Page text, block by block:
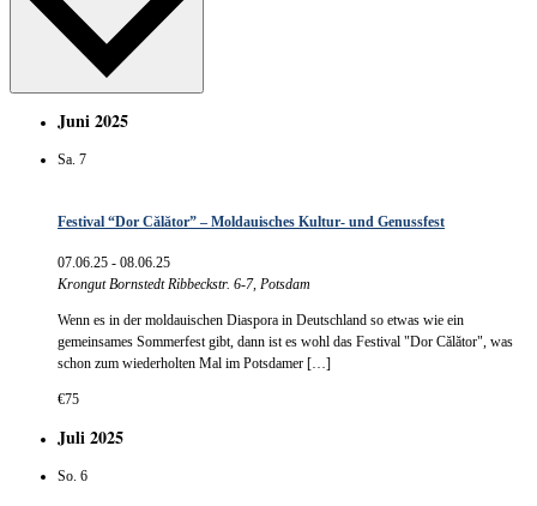
Juni 2025
Sa. 7
Festival “Dor Călător” – Moldauisches Kultur- und Genussfest
07.06.25 - 08.06.25
Krongut Bornstedt Ribbeckstr. 6-7, Potsdam
Wenn es in der moldauischen Diaspora in Deutschland so etwas wie ein
gemeinsames Sommerfest gibt, dann ist es wohl das Festival "Dor Călător", was
schon zum wiederholten Mal im Potsdamer […]
€75
Juli 2025
So. 6